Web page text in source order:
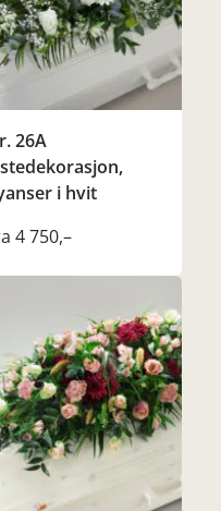
26A
i hvit
4 750,–